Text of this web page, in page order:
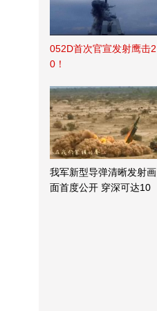
052D首次官宣发射鹰击2
0！
我军新型导弹清晰发射画
面首度公开 穿深可达10